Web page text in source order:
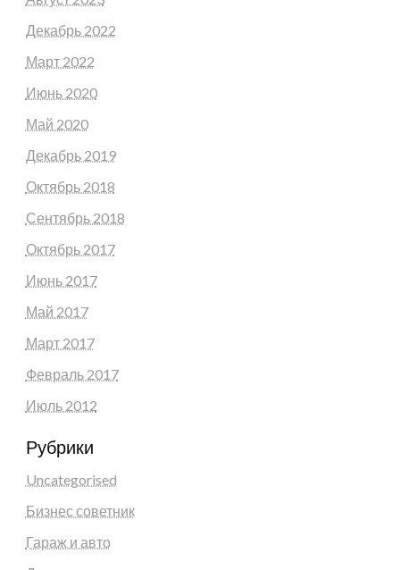
Декабрь 2022
Март 2022
Июнь 2020
Май 2020
Декабрь 2019
Октябрь 2018
Сентябрь 2018
Октябрь 2017
Июнь 2017
Май 2017
Март 2017
Февраль 2017
Июль 2012
Рубрики
Uncategorised
Бизнес советник
Гараж и авто